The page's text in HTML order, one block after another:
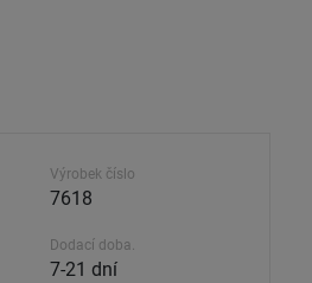
Výrobek číslo
7618
Dodací doba.
7-21 dní